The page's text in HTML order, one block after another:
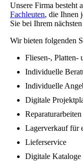
Unsere Firma besteht
Fachleuten, die Ihnen
Sie bei Ihrem
Wir bieten folgenden
Fliesen-, Platten-
Individuelle
Individuelle
Digitale
Reparaturarbeiten
Lagerverkauf für
Lieferservice
Digitale Kataloge